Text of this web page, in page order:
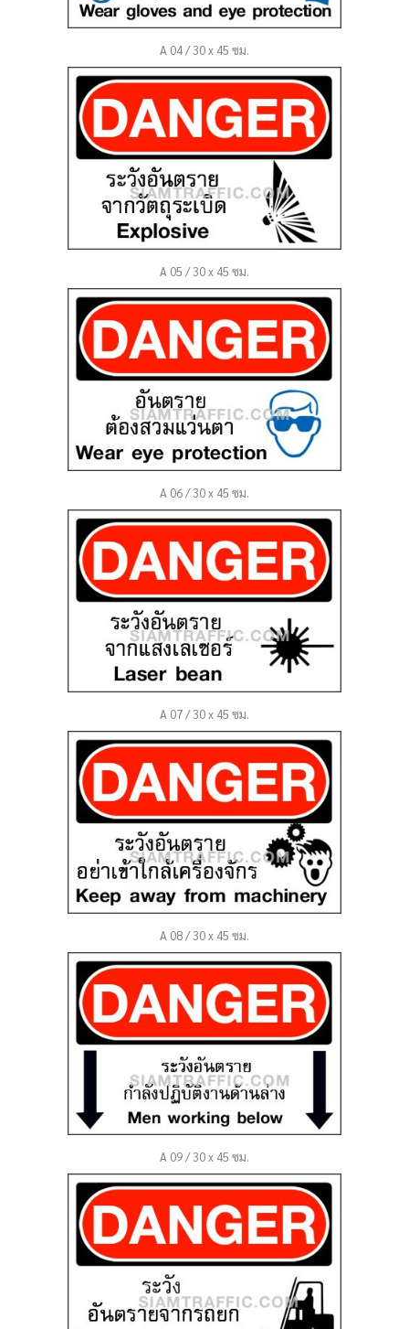
A 04 / 30 x 45 ซม.
A 05 / 30 x 45 ซม.
A 06 / 30 x 45 ซม.
A 07 / 30 x 45 ซม.
A 08 / 30 x 45 ซม.
A 09 / 30 x 45 ซม.